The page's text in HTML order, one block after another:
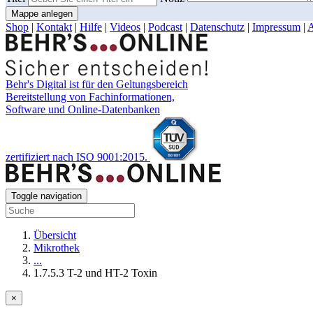
Mappe anlegen
Shop | Kontakt | Hilfe | Videos | Podcast | Datenschutz | Impressum |
Behr's Digital ist für den Geltungsbereich
Bereitstellung von Fachinformationen,
Software und Online-Datenbanken
zertifiziert nach ISO 9001:2015.
Toggle navigation
Übersicht
Mikrothek
...
1.7.5.3 T-2 und HT-2 Toxin
×